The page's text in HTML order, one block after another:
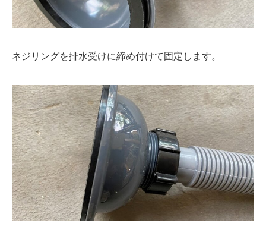
ネジリングを排水受けに締め付けて固定します。